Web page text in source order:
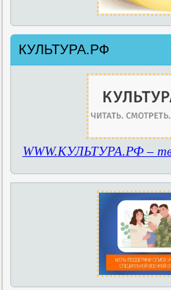
КУЛЬТУРА.РФ
WWW.КУЛЬТУРА.РФ –